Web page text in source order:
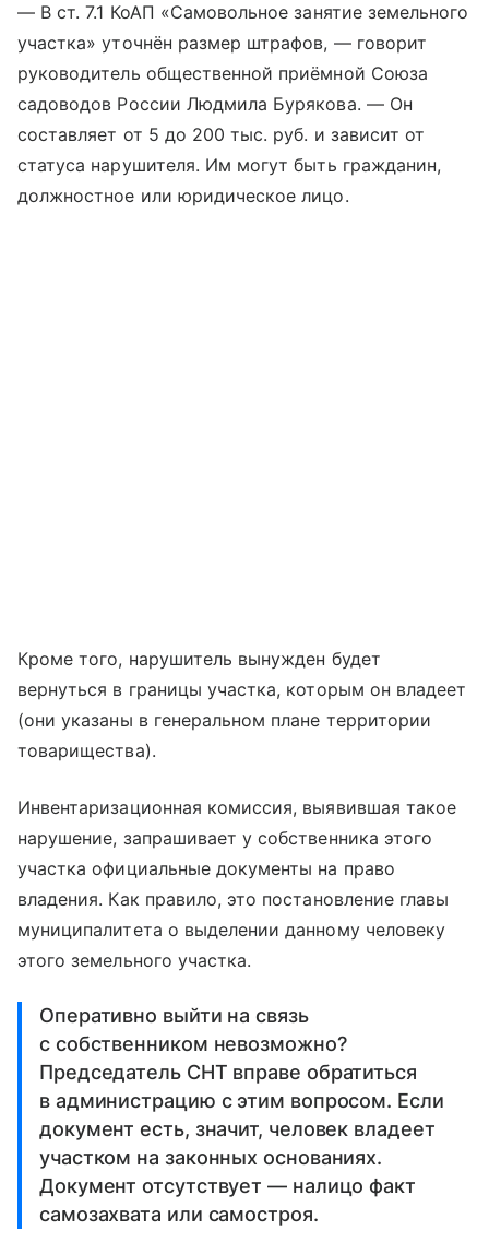
— В ст. 7.1 КоАП «Самовольное занятие земельного
участка» уточнён размер штрафов, — говорит
руководитель общественной приёмной Союза
садоводов России Людмила Бурякова. — Он
составляет от 5 до 200 тыс. руб. и зависит от
статуса нарушителя. Им могут быть гражданин,
должностное или юридическое лицо.
Кроме того, нарушитель вынужден будет
вернуться в границы участка, которым он владеет
(они указаны в генеральном плане территории
товарищества).
Инвентаризационная комиссия, выявившая такое
нарушение, запрашивает у собственника этого
участка официальные документы на право
владения. Как правило, это постановление главы
муниципалитета о выделении данному человеку
этого земельного участка.
Оперативно выйти на связь
с собственником невозможно?
Председатель СНТ вправе обратиться
в администрацию с этим вопросом. Если
документ есть, значит, человек владеет
участком на законных основаниях.
Документ отсутствует — налицо факт
самозахвата или самостроя.